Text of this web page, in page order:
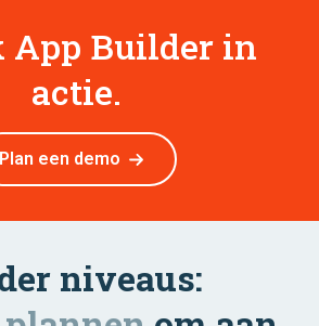
App Builder in
actie.
Plan een demo
niveaus: